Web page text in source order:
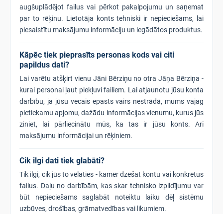
augšuplādējot failus vai pērkot pakalpojumu un saņemat
par to rēķinu. Lietotāja konts tehniski ir nepieciešams, lai
piesaistītu maksājumu informāciju un iegādātos produktus.
Kāpēc tiek pieprasīts personas kods vai citi
papildus dati?
Lai varētu atšķirt vienu Jāni Bērziņu no otra Jāņa Bērziņa -
kurai personai ļaut piekļuvi failiem. Lai atjaunotu jūsu konta
darbību, ja jūsu vecais epasts vairs nestrādā, mums vajag
pietiekamu apjomu, dažādu informācijas vienumu, kurus jūs
ziniet, lai pārliecinātu mūs, ka tas ir jūsu konts. Arī
maksājumu informācijai un rēķiniem.
Cik ilgi dati tiek glabāti?
Tik ilgi, cik jūs to vēlaties - kamēr dzēšat kontu vai konkrētus
failus. Daļu no darbībām, kas skar tehnisko izpildījumu var
būt nepieciešams saglabāt noteiktu laiku dēļ sistēmu
uzbūves, drošības, grāmatvedības vai likumiem.